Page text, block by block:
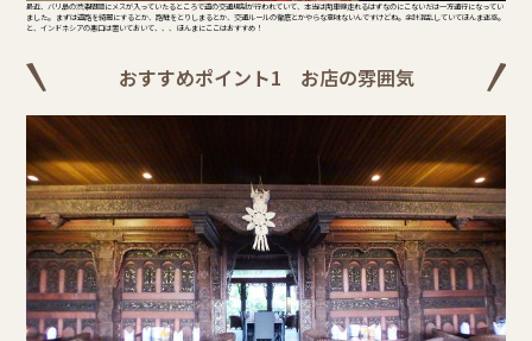
最近、バリ島の渋滞問題にメスが入っていたるところで道の交通規制が行われていて、本当は両車線走れるはずなのにこないだは一方通行になってい
ました。 まずは道路を綺麗にするとか、路駐をとりしまるとか、交通ルールの徹底とかやらな意味ないんですけどね。余計混乱していてほんま迷惑。
と、インドネシアの悪口は置いておいて、、、 ほんまにここはおすすめ！
おすすめポイント1 お店の雰囲気